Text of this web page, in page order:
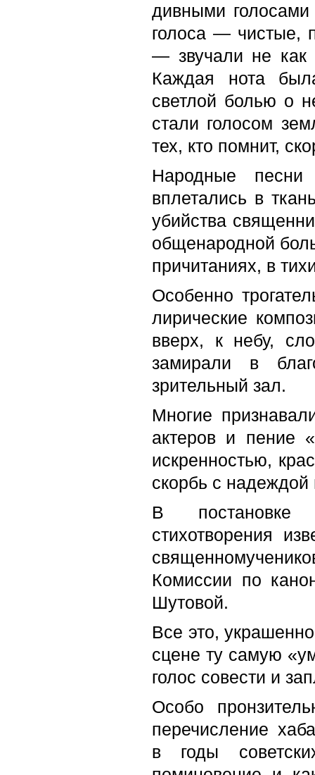
дивными голосами
голоса — чистые,
— звучали не как
Каждая нота
светлой болью о
стали голосом
тех, кто помнит,
Народные
вплетались в
убийства
общенародной
причитаниях, в
Особенно
лирические
вверх, к небу,
замирали в
зрительный зал.
Многие
актеров и пение
искренностью,
скорбь с
В постановке
стихотворения
Комиссии по
Шутовой.
Все это,
сцене ту самую
голос совести и
Особо
перечисление
в годы